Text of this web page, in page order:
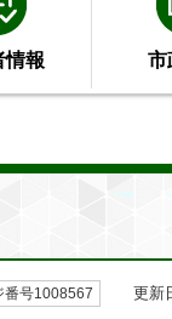
情報 市
番号1008567 更新